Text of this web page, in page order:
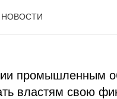
промышленным
властям свою